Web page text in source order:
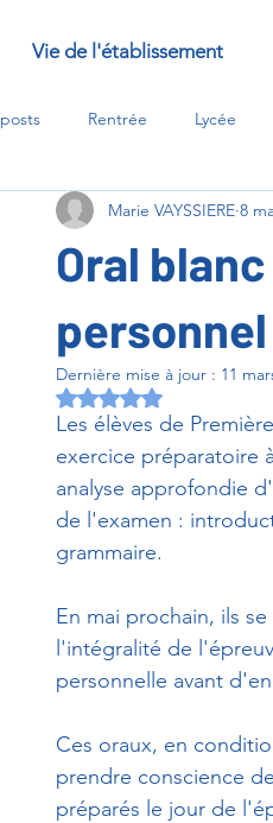
Vie de l'établissement
Rentrée Lycée
Abbaye options/
Oral
Marie VAYSSIERE 8
Dernière mise à jour : 11
Noté NaN étoiles sur 5.
Les élèves de
exercice préparatoire
analyse approfondie
de l'examen :
grammaire.
En mai prochain, ils
l'intégralité de
personnelle avant
Ces oraux, en
prendre conscience
préparés le jour de